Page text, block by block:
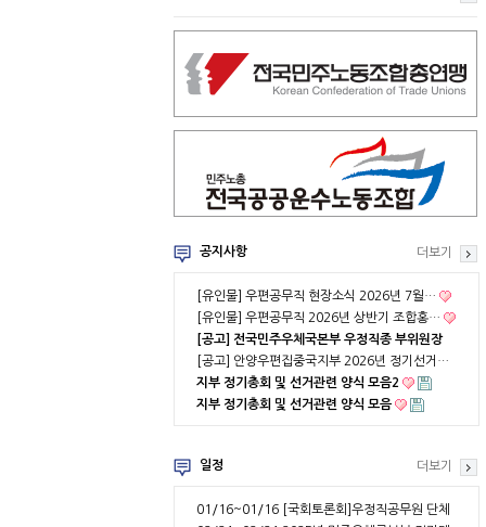
공지사항
[유인물] 우편공무직 현장소식 2026년 7월…
[유인물] 우편공무직 2026년 상반기 조합홍…
[공고] 전국민주우체국본부 우정직종 부위원장
…[공고] 안양우편집중국지부 2026년 정기선거…
지부 정기총회 및 선거관련 양식 모음2
지부 정기총회 및 선거관련 양식 모음
더보기
일정
01/16~01/16[국회토론회]우정직공무원 단체
더보기